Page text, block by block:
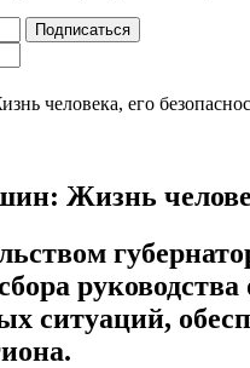
Подписаться
Жизнь
ситуаций,